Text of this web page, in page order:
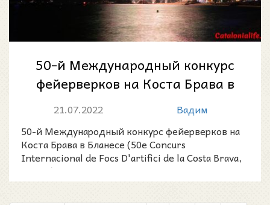
50-й Международный конкурс
фейерверков на Коста Брава в
21.07.2022
Вадим
50-й Международный конкурс фейерверков на
Коста Брава в Бланесе (50e Concurs
Internacional de Focs D'artifici de la Costa Brava,
Blanes) проходи